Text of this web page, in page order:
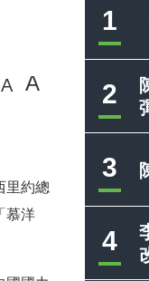
1
2
3
4
A A
里約總
慕洋